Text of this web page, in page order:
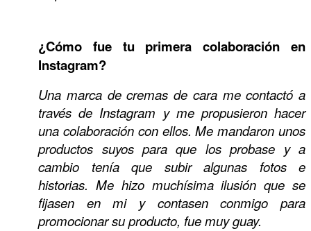
¿Cómo fue tu primera colaboración en
Instagram?
Una marca de cremas de cara me contactó a
través de Instagram y me propusieron hacer
una colaboración con ellos. Me mandaron unos
productos suyos para que los probase y a
cambio tenía que subir algunas fotos e
historias. Me hizo muchísima ilusión que se
fijasen en mi y contasen conmigo para
promocionar su producto, fue muy guay.